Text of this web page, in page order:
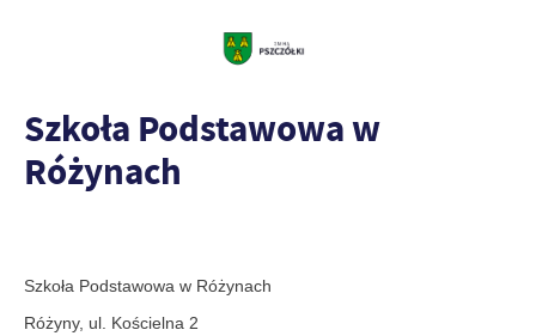
Szkoła Podstawowa w
Różynach
Szkoła Podstawowa w Różynach
Różyny, ul. Kościelna 2